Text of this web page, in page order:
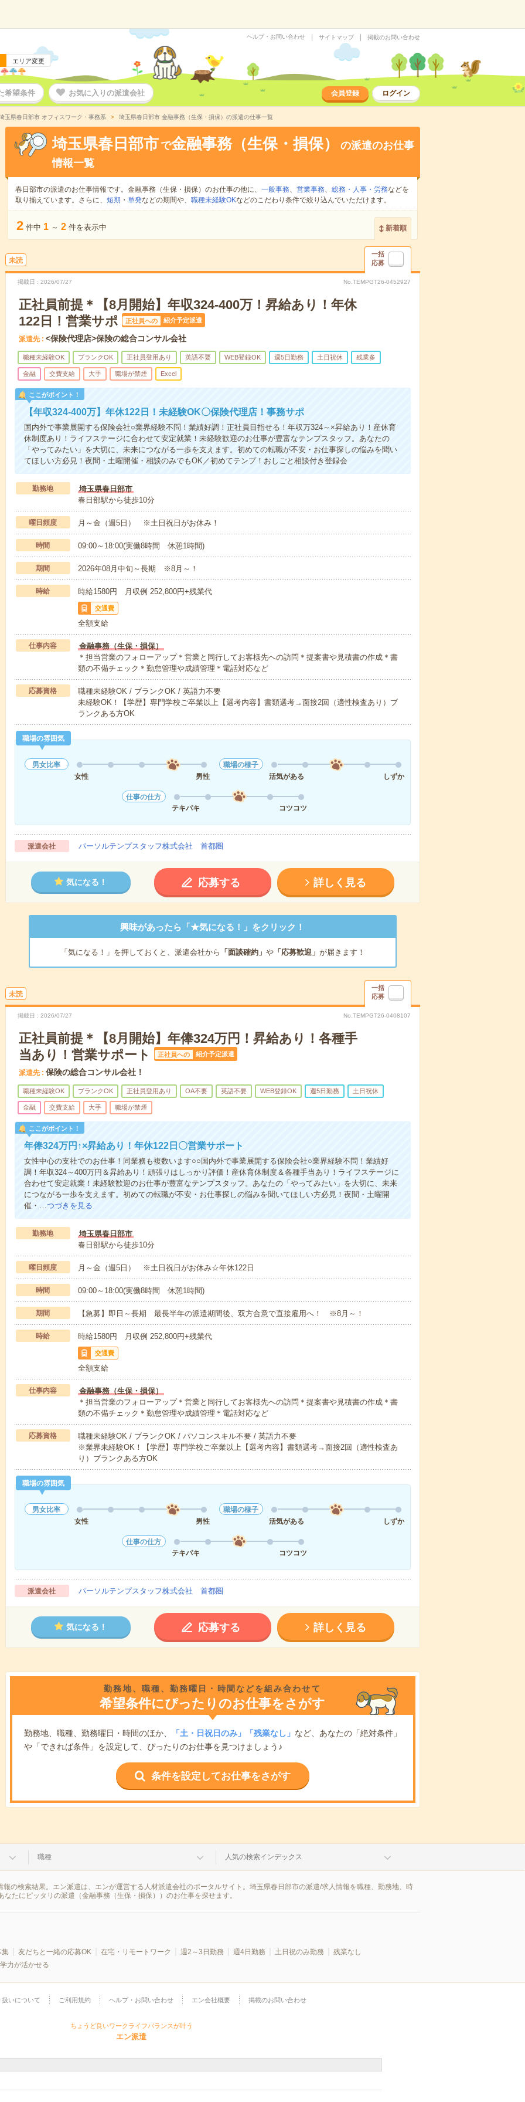
エリア変更
ヘルプ・お問い合わせ サイトマップ 掲載のお問い合わせ
希望条件 お気に入りの派遣会社 会員登録 ログイン
玉県春日部市 オフィスワーク・事務系 埼玉県春日部市 金融事務（生保・損保）の派遣の仕事一覧
埼玉県春日部市 で金融事務（生保・損保）
の派遣のお仕事
情報一覧
春日部市の派遣のお仕事情報です。金融事務（生保・損保）のお仕事の他に、 一般事務、 営業事務、 総務・人事・労務などを
取り揃えています。さらに、 短期 ・ 単発などの期間や、 職種未経験OKなどのこだわり条件で絞り込んでいただけます。
2 件中 1 ～ 2 件を表示中 新着順
未読
一括
応募
掲載日 2026/07/27 No.TEMPGT26-0452927
正社員前提＊【8月開始】年収324‐400万！昇給あり！年休
122日！営業サポ
正社員への 紹介予定派遣
派遣先 <保険代理店>保険の総合コンサル会社
職種未経験OK ブランクOK 正社員登用あり 英語不要 WEB登録OK 週5日勤務 土日祝休 残業多
金融 交費支給 大手 職場が禁煙 Excel
ここがポイント！
【年収324‐400万】年休122日！未経験OK〇保険代理店！事務サポ
国内外で事業展開する保険会社○業界経験不問！業績好調！正社員目指せる！年収万324～×昇給あり！産休育
休制度あり！ライフステージに合わせて安定就業！未経験歓迎のお仕事が豊富なテンプスタッフ。あなたの
「やってみたい」を大切に、未来につながる一歩を支えます。初めての転職が不安・お仕事探しの悩みを聞い
てほしい方必見！夜間・土曜開催・相談のみでもOK／初めてテンプ！おしごと相談付き登録会
勤務地
埼玉県春日部市
春日部駅から徒歩10分
曜日頻度 月～金（週5日） ※土日祝日がお休み！
時間 09:00～18:00(実働8時間 休憩1時間)
期間 2026年08月中旬～長期 ※8月～！
時給 時給1580円 月収例 252,800円+残業代
交通費
全額支給
仕事内容
金融事務（生保・損保）
＊担当営業のフォローアップ＊営業と同行してお客様先への訪問＊提案書や見積書の作成＊書
類の不備チェック＊勤怠管理や成績管理＊電話対応など
応募資格
職種未経験OK / ブランクOK / 英語力不要
未経験OK！【学歴】専門学校ご卒業以上【選考内容】書類選考→面接2回（適性検査あり）ブ
ランクある方OK
職場の雰囲気
男女比率
女性
男性
職場の様子
活気がある
しずか
仕事の仕方
テキパキ
コツコツ
派遣会社 パーソルテンプスタッフ株式会社 首都圏
気になる！ 応募する 詳しく見る
興味があったら「★気になる！」をクリック！
「気になる！」を押しておくと、派遣会社から 「面談確約」 や「応募歓迎」 が届きます！
未読
一括
応募
掲載日 2026/07/27 No.TEMPGT26-0408107
正社員前提＊【8月開始】年俸324万円！昇給あり！各種手
当あり！営業サポート
正社員への 紹介予定派遣
派遣先 保険の総合コンサル会社！
職種未経験OK ブランクOK 正社員登用あり OA不要 英語不要 WEB登録OK 週5日勤務 土日祝休
金融 交費支給 大手 職場が禁煙
ここがポイント！
年俸324万円↑×昇給あり！年休122日〇営業サポート
女性中心の支社でのお仕事！同業務も複数います○○国内外で事業展開する保険会社○業界経験不問！業績好
調！年収324～400万円＆昇給あり！頑張りはしっかり評価！産休育休制度＆各種手当あり！ライフステージに
合わせて安定就業！未経験歓迎のお仕事が豊富なテンプスタッフ。あなたの「やってみたい」を大切に、未来
につながる一歩を支えます。初めての転職が不安・お仕事探しの悩みを聞いてほしい方必見！夜間・土曜開
催・…つづきを見る
勤務地
埼玉県春日部市
春日部駅から徒歩10分
曜日頻度 月～金（週5日） ※土日祝日がお休み☆年休122日
時間 09:00～18:00(実働8時間 休憩1時間)
期間 【急募】即日～長期 最長半年の派遣期間後、双方合意で直接雇用へ！ ※8月～！
時給 時給1580円 月収例 252,800円+残業代
交通費
全額支給
仕事内容
金融事務（生保・損保）
＊担当営業のフォローアップ＊営業と同行してお客様先への訪問＊提案書や見積書の作成＊書
類の不備チェック＊勤怠管理や成績管理＊電話対応など
応募資格
職種未経験OK / ブランクOK / パソコンスキル不要 / 英語力不要
※業界未経験OK！【学歴】専門学校ご卒業以上【選考内容】書類選考→面接2回（適性検査あ
り）ブランクある方OK
職場の雰囲気
男女比率
女性
男性
職場の様子
活気がある
しずか
仕事の仕方
テキパキ
コツコツ
派遣会社 パーソルテンプスタッフ株式会社 首都圏
気になる！ 応募する 詳しく見る
勤務地、職種、勤務曜日・時間などを組み合わせて
希望条件にぴったりのお仕事をさがす
勤務地、職種、勤務曜日・時間のほか、 「土・日祝日のみ」「残業なし」 など、あなたの「絶対条件」
や「できれば条件」を設定して、ぴったりのお仕事を見つけましょう♪
条件を設定してお仕事をさがす
職種 人気の検索インデックス
の検索結果。エン派遣は、エンが運営する人材派遣会社のポータルサイト。埼玉県春日部市の派遣/求人情報を職種、勤務地、時
たにピッタリの派遣（金融事務（生保・損保））のお仕事を探せます。
集 友だちと一緒の応募OK 在宅・リモートワーク 週2～3日勤務 週4日勤務 土日祝のみ勤務
残業なし
力が活かせる
いについて ご利用規約 ヘルプ・お問い合わせ エン会社概要 掲載のお問い合わせ
ちょうど良いワークライフバランスが叶う
エン派遣